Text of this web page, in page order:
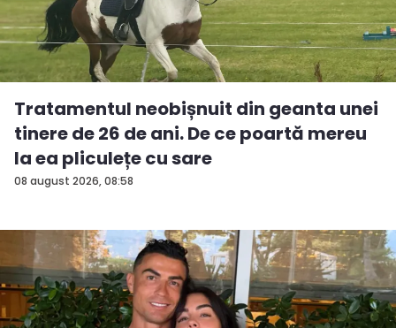
08 august 2026, 08:58
Tratamentul neobișnuit din geanta unei
tinere de 26 de ani. De ce poartă mereu
la ea pliculețe cu sare